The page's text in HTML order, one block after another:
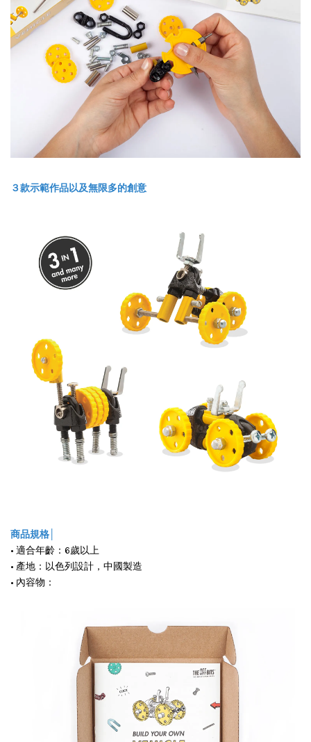
３款示範作品以及無限多的創意
商品規格│
• 適合年齡：6歲以上
• 產地：以色列設計，中國製造
• 內容物：